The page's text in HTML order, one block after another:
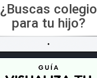
¿Buscas colegio
para tu hijo?